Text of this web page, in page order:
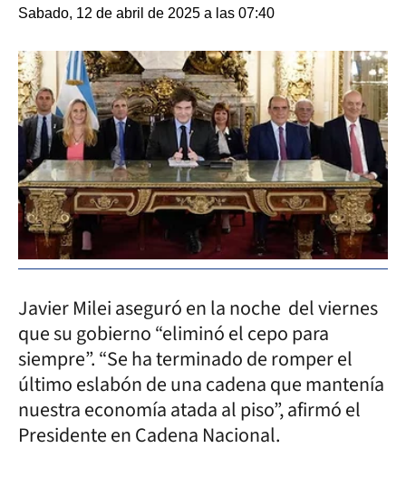
Sabado, 12 de abril de 2025 a las 07:40
Javier Milei aseguró en la noche del viernes
que su gobierno “eliminó el cepo para
siempre”. “Se ha terminado de romper el
último eslabón de una cadena que mantenía
nuestra economía atada al piso”, afirmó el
Presidente en Cadena Nacional.